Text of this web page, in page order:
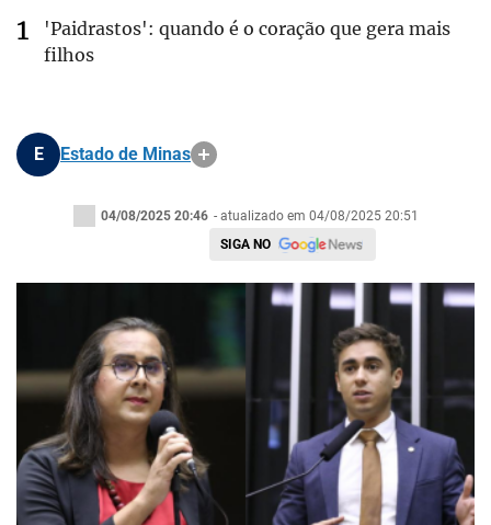
'Paidrastos': quando é o coração que gera mais
filhos
E Estado de Minas
04/08/2025 20:46 - atualizado em 04/08/2025 20:51
SIGA NO